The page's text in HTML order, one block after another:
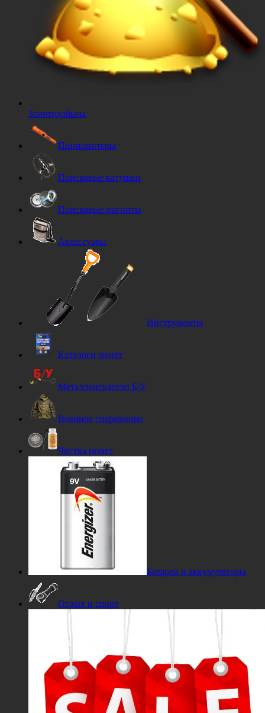
Золотодобыча
Пинпоинтеры
Поисковые катушки
Поисковые магниты
Аксессуары
Инструменты
Каталоги монет
Металлоискатели Б/У
Военное снаряжение
Чистка монет
Батареи и аккумуляторы
Отдых и спорт